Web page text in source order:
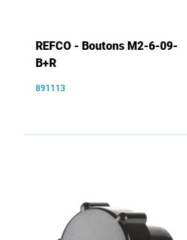
REFCO - Boutons M2-6-09-
B+R
891113